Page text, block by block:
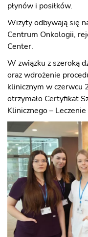
płynów i posiłków.
Wizyty odbywają się
Centrum Onkologii,
Center.
W związku z szeroką
oraz wdrożenie
klinicznym w czerwcu
otrzymało Certyfikat
Klinicznego –